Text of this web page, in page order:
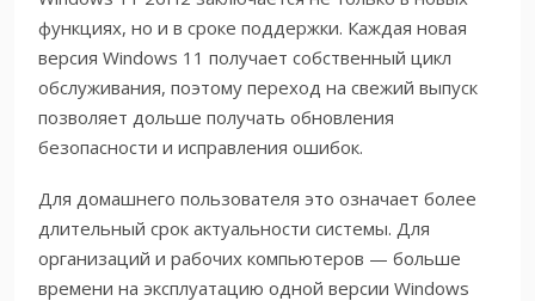
функциях, но и в сроке поддержки. Каждая новая
версия Windows 11 получает собственный цикл
обслуживания, поэтому переход на свежий выпуск
позволяет дольше получать обновления
безопасности и исправления ошибок.
Для домашнего пользователя это означает более
длительный срок актуальности системы. Для
организаций и рабочих компьютеров — больше
времени на эксплуатацию одной версии Windows